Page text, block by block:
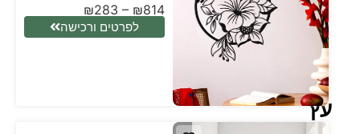
עץ
₪283 – ₪814
לפרטים ורכישה